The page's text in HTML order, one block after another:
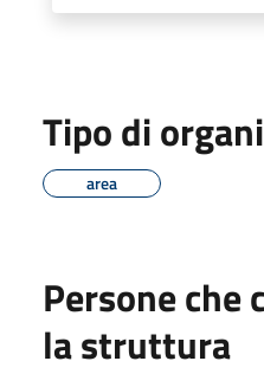
Tipo di
area
Persone che
la struttura